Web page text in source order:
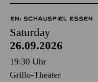
EN: SCHAUSPIEL ESSEN
Saturday
26.09.2026
19:30 Uhr
Grillo-Theater